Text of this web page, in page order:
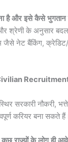
है और इसे कैसे भुगतान
श्रेणी के अनुसार
जैसे नेट बैंकिंग, क्रेडिट/
सरकारी नौकरी,
करियर बना सकते